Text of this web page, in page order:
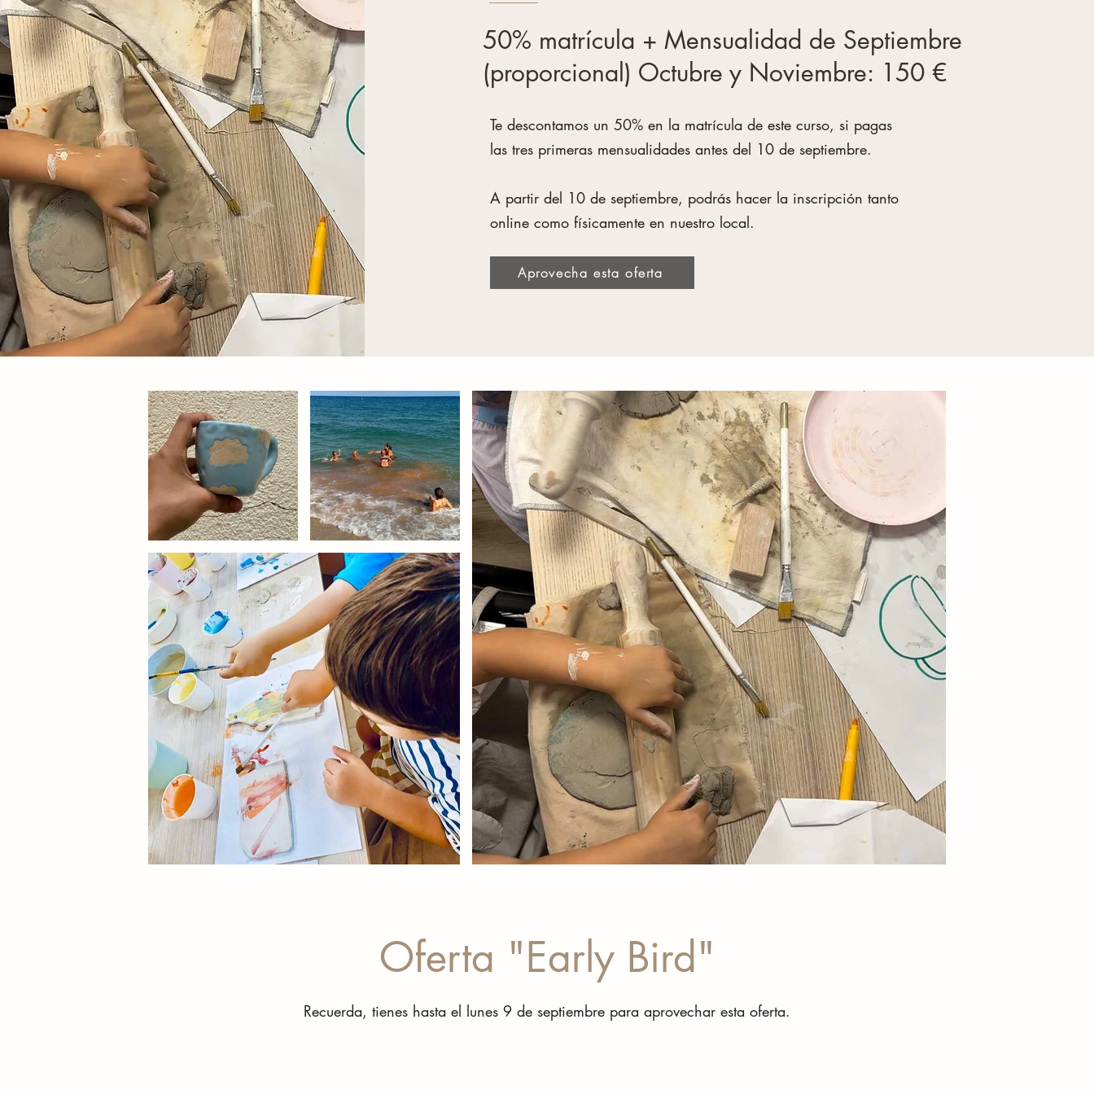
50% matrícula + Mensualidad de Septiembre
(proporcional) Octubre y Noviembre: 150 €
Te descontamos un 50% en la matrícula de este curso, si pagas
las tres primeras mensualidades antes del 10 de septiembre.
A partir del 10 de septiembre, podrás hacer la inscripción tanto
online como físicamente en nuestro local.
Aprovecha esta oferta
Oferta "Early Bird"
Recuerda, tienes hasta el lunes 9 de septiembre para aprovechar esta oferta.